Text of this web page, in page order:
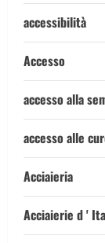
accessibilità
Accesso
accesso alla
accesso alle
Acciaieria
Acciaierie d '